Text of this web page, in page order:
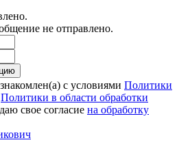
не отправлено.
с условиями Политики
Политики в области обработки
свое согласие на обработку